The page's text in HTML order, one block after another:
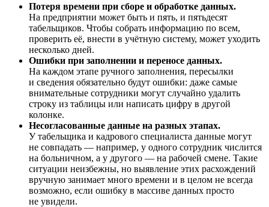
Потеря времени при сборе и обработке данных.
На предприятии может быть и пять, и пятьдесят
табельщиков. Чтобы собрать информацию по всем,
проверить её, внести в учётную систему, может уходить
несколько дней.
Ошибки при заполнении и переносе данных.
На каждом этапе ручного заполнения, пересылки
и сведения обязательно будут ошибки: даже самые
внимательные сотрудники могут случайно удалить
строку из таблицы или написать цифру в другой
колонке.
Несогласованные данные на разных этапах.
У табельщика и кадрового специалиста данные могут
не совпадать — например, у одного сотрудник числится
на больничном, а у другого — на рабочей смене. Такие
ситуации неизбежны, но выявление этих расхождений
вручную занимает много времени и в целом не всегда
возможно, если ошибку в массиве данных просто
не увидели.